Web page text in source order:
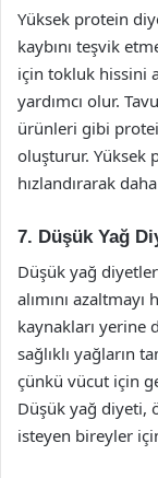
Yüksek protein
kaybını teşvik
için tokluk hissini
yardımcı olur.
ürünleri gibi
oluşturur. Yüksek
hızlandırarak
7. Düşük Yağ
Düşük yağ
alımını
kaynakları yerine
sağlıklı yağların
çünkü vücut için
Düşük yağ diyeti,
isteyen bireyler